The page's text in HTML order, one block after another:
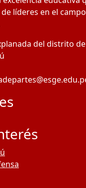
líderes en el
del distrito de